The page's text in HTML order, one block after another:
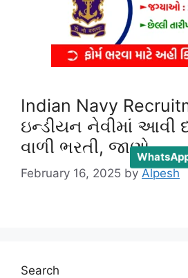
Indian Navy
ઇન્ડીયન નેવીમાં આવી
વાળી ભરતી, જાણો
February 16, 2025 byAlpesh
Search